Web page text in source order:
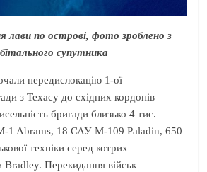
лави по острові, фото зроблено з
супутника
передислокацію 1-ої
з Техасу до східних кордонів
бригади близько 4 тис.
1 Abrams, 18 САУ M-109 Paladin, 650
техніки серед котрих
Bradley. Перекидання військ